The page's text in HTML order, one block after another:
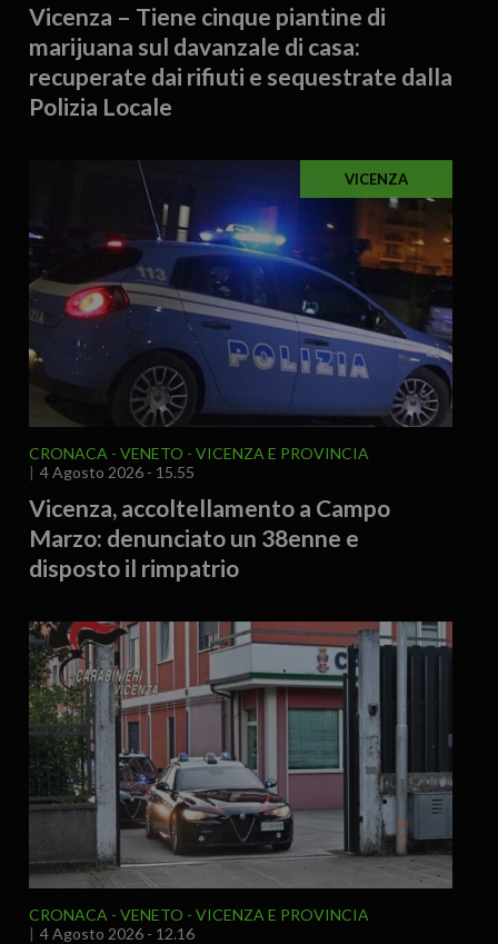
Vicenza – Tiene cinque piantine di
marijuana sul davanzale di casa:
recuperate dai rifiuti e sequestrate dalla
Polizia Locale
VICENZA
CRONACA VENETO
VICENZA E PROVINCIA
4 Agosto 2026 - 15.55
Vicenza, accoltellamento a Campo
Marzo: denunciato un 38enne e
disposto il rimpatrio
CRONACA VENETO
VICENZA E PROVINCIA
4 Agosto 2026 - 12.16